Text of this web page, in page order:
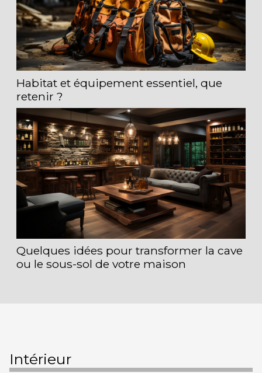
Habitat et équipement essentiel, que
retenir ?
Quelques idées pour transformer la cave
ou le sous-sol de votre maison
Intérieur